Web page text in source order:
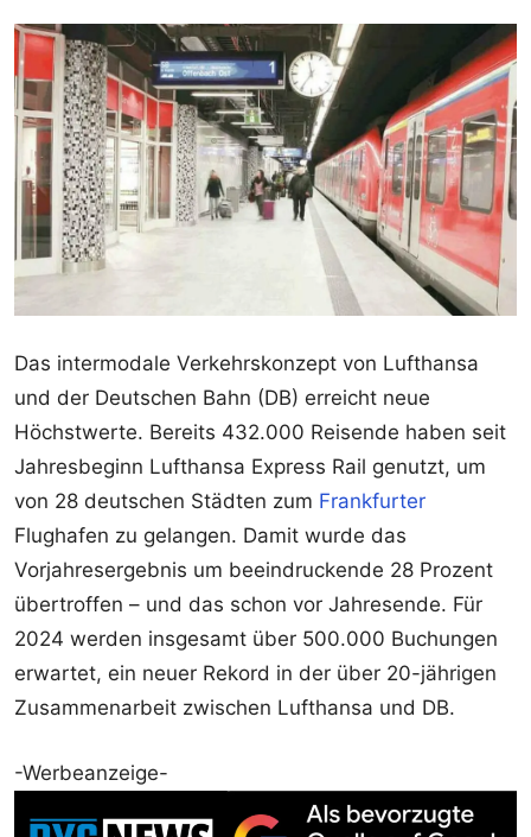
Das intermodale Verkehrskonzept von Lufthansa
und der Deutschen Bahn (DB) erreicht neue
Höchstwerte. Bereits 432.000 Reisende haben seit
Jahresbeginn Lufthansa Express Rail genutzt, um
von 28 deutschen Städten zum Frankfurter
Flughafen zu gelangen. Damit wurde das
Vorjahresergebnis um beeindruckende 28 Prozent
übertroffen – und das schon vor Jahresende. Für
2024 werden insgesamt über 500.000 Buchungen
erwartet, ein neuer Rekord in der über 20-jährigen
Zusammenarbeit zwischen Lufthansa und DB.
-Werbeanzeige-